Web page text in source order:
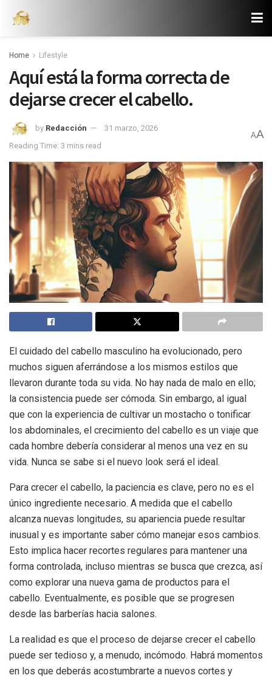
Home Lifestyle
Aquí está la forma correcta de
dejarse crecer el cabello.
by Redacción
31 marzo, 2026
Reading Time: 3 mins read
AA
El cuidado del cabello masculino ha evolucionado, pero
muchos siguen aferrándose a los mismos estilos que
llevaron durante toda su vida. No hay nada de malo en ello;
la consistencia puede ser cómoda. Sin embargo, al igual
que con la experiencia de cultivar un mostacho o tonificar
los abdominales, el crecimiento del cabello es un viaje que
cada hombre debería considerar al menos una vez en su
vida. Nunca se sabe si el nuevo look será el ideal.
Para crecer el cabello, la paciencia es clave, pero no es el
único ingrediente necesario. A medida que el cabello
alcanza nuevas longitudes, su apariencia puede resultar
inusual y es importante saber cómo manejar esos cambios.
Esto implica hacer recortes regulares para mantener una
forma controlada, incluso mientras se busca que crezca, así
como explorar una nueva gama de productos para el
cabello. Eventualmente, es posible que se progresen
desde las barberías hacia salones.
La realidad es que el proceso de dejarse crecer el cabello
puede ser tedioso y, a menudo, incómodo. Habrá momentos
en los que deberás acostumbrarte a nuevos cortes y